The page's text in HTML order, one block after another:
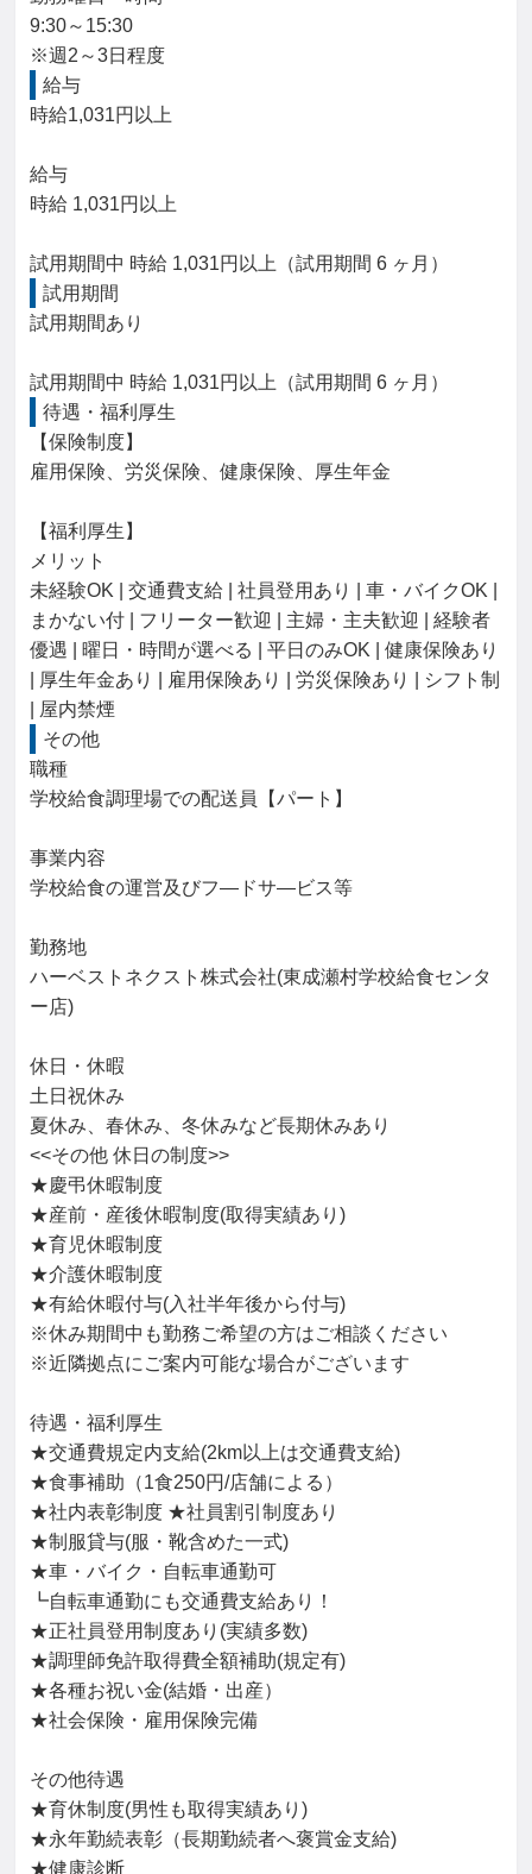
9:30～15:30
※週2～3日程度
給与
時給1,031円以上
給与
時給 1,031円以上
試用期間中 時給 1,031円以上（試用期間 6 ヶ月）
試用期間
試用期間あり
試用期間中 時給 1,031円以上（試用期間 6 ヶ月）
待遇・福利厚生
【保険制度】
雇用保険、労災保険、健康保険、厚生年金
【福利厚生】
メリット
未経験OK | 交通費支給 | 社員登用あり | 車・バイクOK |
まかない付 | フリーター歓迎 | 主婦・主夫歓迎 | 経験者
優遇 | 曜日・時間が選べる | 平日のみOK | 健康保険あり
| 厚生年金あり | 雇用保険あり | 労災保険あり | シフト制
| 屋内禁煙
その他
職種
学校給食調理場での配送員【パート】
事業内容
学校給食の運営及びフ―ドサ―ビス等
勤務地
ハーベストネクスト株式会社(東成瀬村学校給食センタ
ー店)
休日・休暇
土日祝休み
夏休み、春休み、冬休みなど長期休みあり
<<その他 休日の制度>>
★慶弔休暇制度
★産前・産後休暇制度(取得実績あり)
★育児休暇制度
★介護休暇制度
★有給休暇付与(入社半年後から付与)
※休み期間中も勤務ご希望の方はご相談ください
※近隣拠点にご案内可能な場合がございます
待遇・福利厚生
★交通費規定内支給(2km以上は交通費支給)
★食事補助（1食250円/店舗による）
★社内表彰制度 ★社員割引制度あり
★制服貸与(服・靴含めた一式)
★車・バイク・自転車通勤可
┗自転車通勤にも交通費支給あり！
★正社員登用制度あり(実績多数)
★調理師免許取得費全額補助(規定有)
★各種お祝い金(結婚・出産）
★社会保険・雇用保険完備
その他待遇
★育休制度(男性も取得実績あり)
★永年勤続表彰（長期勤続者へ褒賞金支給)
★健康診断